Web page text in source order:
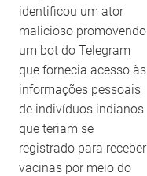
identificou um ator
malicioso promovendo
um bot do Telegram
que fornecia acesso às
informações pessoais
de indivíduos indianos
que teriam se
registrado para receber
vacinas por meio do